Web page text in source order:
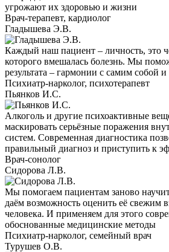
угрожают их здоровью и жизни
Врач-терапевт, кардиолог
Гладышева Э.В.
Каждый наш пациент – личность, это
которого вмешалась болезнь. Мы
результата – гармонии с самим
Психиатр-нарколог, психотерапевт
Пьянков И.С.
Алкоголь и другие психоактивные
маскировать серьёзные поражения
систем. Современная диагностика
правильный диагноз и приступить к
Врач-сонолог
Сидорова Л.В.
Мы помогаем пациентам заново
даём возможность оценить её свежим
человека. И применяем для этого
обоснованные медицинские методы
Психиатр-нарколог, семейный врач
Турушев О.В.